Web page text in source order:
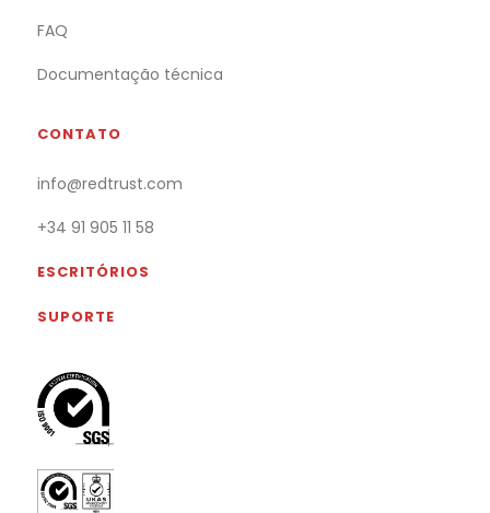
FAQ
Documentação técnica
CONTATO
info@redtrust.com
+34 91 905 11 58
ESCRITÓRIOS
SUPORTE